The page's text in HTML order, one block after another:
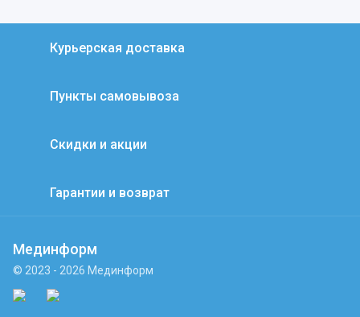
Курьерская доставка
Пункты самовывоза
Скидки и акции
Гарантии и возврат
Мединформ
© 2023 - 2026 Мединформ